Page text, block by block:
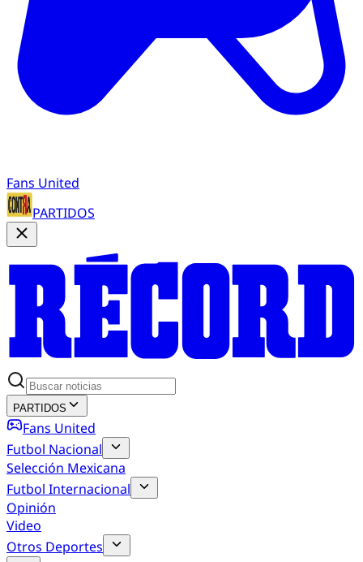
Fans United
PARTIDOS
PARTIDOS
Fans United
Futbol Nacional
Selección Mexicana
Futbol Internacional
Opinión
Video
Otros Deportes